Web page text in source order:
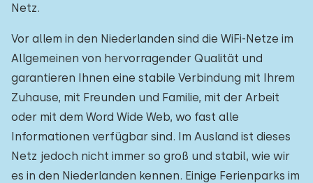
Netz.
Vor allem in den Niederlanden sind die WiFi-Netze im
Allgemeinen von hervorragender Qualität und
garantieren Ihnen eine stabile Verbindung mit Ihrem
Zuhause, mit Freunden und Familie, mit der Arbeit
oder mit dem Word Wide Web, wo fast alle
Informationen verfügbar sind. Im Ausland ist dieses
Netz jedoch nicht immer so groß und stabil, wie wir
es in den Niederlanden kennen. Einige Ferienparks im